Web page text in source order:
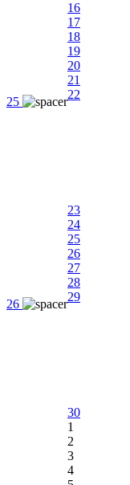
25
16
17
18
19
20
21
22
26
23
24
25
26
27
28
29
30
1
2
3
4